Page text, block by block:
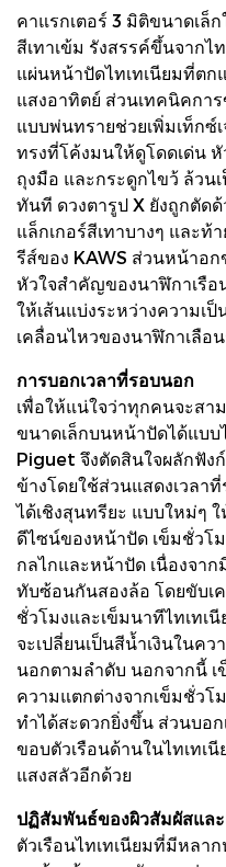
คาแรกเตอร์ 3 มิติขนาดเล็
สีเทาเข้ม รังสรรค์ขึ้นจาก
แผ่นหน้าปัดไทเทเนียมที่ต
แสงอาทิตย์ ส่วนเทคนิคกา
แบบพ่นทรายช่วยเพิ่มเท็กซ์
ทรงที่โค้งมนให้ดูโดดเด่น
ถุงมือ และกระดูกไขว้ ล้วน
ทันที ดวงตารูป X ยังถูกตัด
แล็กเกอร์สีเทาบางๆ และท้
รีส์ของ KAWS ส่วนหน้าอก
หัวใจสําคัญของนาฬิกาเรื
ให้เส้นแบ่งระหว่างความเ
เคลื่อนไหวของนาฬิกาเลือ
การบอกเวลาที่รอบนอก
เพื่อให้แน่ใจว่าทุกคนจะสา
ขนาดเล็กบนหน้าปัดได้แบ
Piguet จึงตัดสินใจผลักฟัง
ข้างโดยใช้ส่วนแสดงเวลา
ได้เชิงสุนทรียะ แบบใหม่ๆ
ดีไซน์ของหน้าปัด เข็มชั่วโ
กลไกและหน้าปัด เนื่องจาก
ทับซ้อนกันสองล้อ โดยขับเค
ชั่วโมงและเข็มนาทีไทเทเ
จะเปลี่ยนเป็นสีน้ำเงินในค
นอกตามลําดับ นอกจากนี้ เ
ความแตกต่างจากเข็มชั่วโ
ทําได้สะดวกยิ่งขึ้น ส่วนบอ
ขอบตัวเรือนด้านในไทเทเนี
แสงสลัวอีกด้วย
ปฏิสัมพันธ์ของผิวสัมผัสแล
ตัวเรือนไทเทเนียมที่มีหลา